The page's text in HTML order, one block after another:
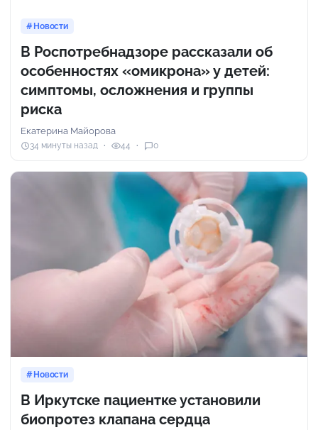
Новости
В Роспотребнадзоре рассказали об
особенностях «омикрона» у детей:
симптомы, осложнения и группы
риска
Екатерина Майорова
34 минуты назад 44 0
Новости
В Иркутске пациентке установили
биопротез клапана сердца